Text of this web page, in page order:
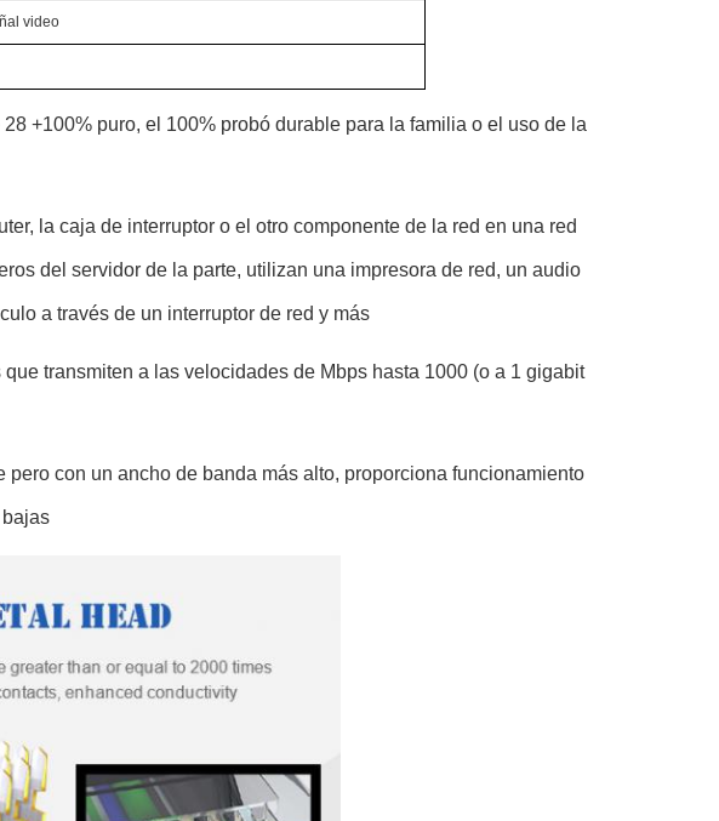
video
+100% puro, el 100% probó durable para la familia o el uso de la
la caja de interruptor o el otro componente de la red en una red
del servidor de la parte, utilizan una impresora de red, un audio
a través de un interruptor de red y más
transmiten a las velocidades de Mbps hasta 1000 (o a 1 gigabit
con un ancho de banda más alto, proporciona funcionamiento